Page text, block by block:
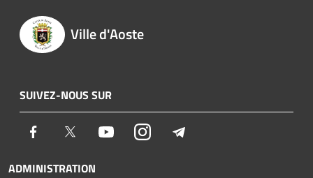
Ville d'Aoste
SUIVEZ-NOUS SUR
Facebook Twitter YoutubeInstagram
ADMINISTRATION